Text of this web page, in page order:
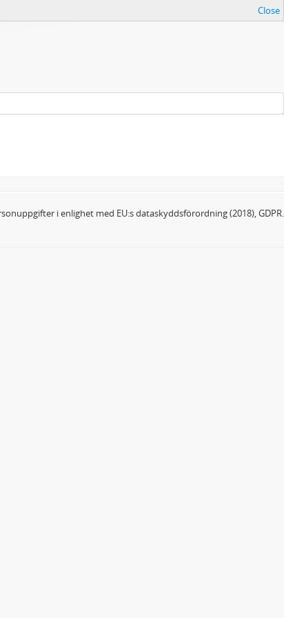
Close
i enlighet med EU:s dataskyddsförordning (2018), GDPR.